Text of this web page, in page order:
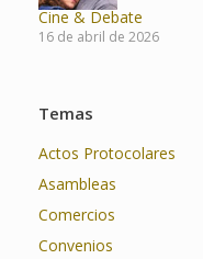
Cine & Debate
16 de abril de 2026
Temas
Actos Protocolares
Asambleas
Comercios
Convenios